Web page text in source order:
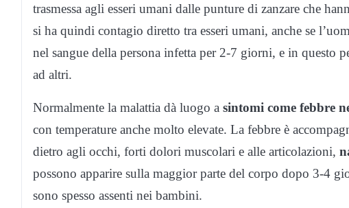
trasmessa agli esseri umani dalle punture di zanzare che
si ha quindi contagio diretto tra esseri umani, anche se
nel sangue della persona infetta per 2-7 giorni, e in questo
ad altri.
Normalmente la malattia dà luogo a sintomi come febbre
con temperature anche molto elevate. La febbre è
dietro agli occhi, forti dolori muscolari e alle articolazioni,
possono apparire sulla maggior parte del corpo dopo 3-4
sono spesso assenti nei bambini.